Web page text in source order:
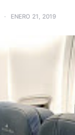
ENERO 21, 2019